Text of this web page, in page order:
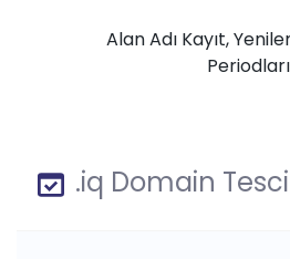
Alan Adı Kayıt,
Periodları
.iq Domain